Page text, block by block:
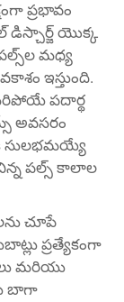
ప్రభావం
డిస్చార్జ్ యొక్క
మధ్య
ఇస్తుంది.
సరిపోయే పదార్థ
అవసరం
సులభమయ్యే
పల్స్ కాలాల
చూపే
ప్రత్యేకంగా
మరియు
బాగా